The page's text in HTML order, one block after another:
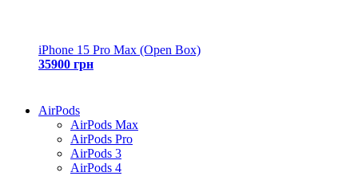
iPhone 15 Pro Max (Open Box)
35900 грн
AirPods
AirPods Max
AirPods Pro
AirPods 3
AirPods 4